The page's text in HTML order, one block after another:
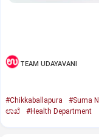
TEAM UDAYAVANI
#Chikkaballapura #Suma
ಲಾಖೆ
#Health Department